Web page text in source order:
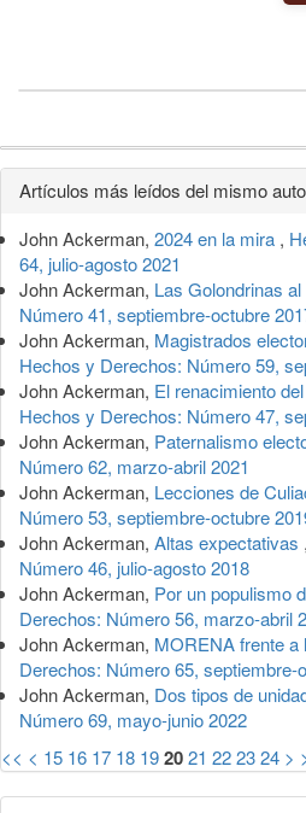
Detalles
del
artículo
Artículos más leídos del mismo
John Ackerman, 2024 en la mira ,
64, julio-agosto 2021
John Ackerman, Las Golondrinas al
Número 41, septiembre-octubre
John Ackerman, Magistrados
Hechos y Derechos: Número 59,
John Ackerman, El renacimiento
Hechos y Derechos: Número 47,
John Ackerman, Paternalismo
Número 62, marzo-abril 2021
John Ackerman, Lecciones de
Número 53, septiembre-octubre
John Ackerman, Altas expectativas ,
Número 46, julio-agosto 2018
John Ackerman, Por un populismo
Derechos: Número 56, marzo-abril
John Ackerman, MORENA frente a
Derechos: Número 65, septiembre-
John Ackerman, Dos tipos de
Número 69, mayo-junio 2022
<< < 15 16 17 18 192021 222324 >